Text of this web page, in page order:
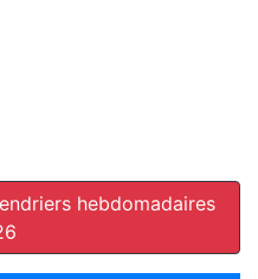
hebdomadaires